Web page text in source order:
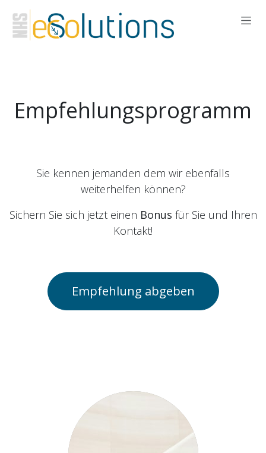
Zum Inhalt springen
Empfehlungsprogramm
Sie kennen jemanden dem wir ebenfalls
weiterhelfen können?
Sichern Sie sich jetzt einen Bonus für Sie und Ihren
Kontakt!
Empfehlung abgeben